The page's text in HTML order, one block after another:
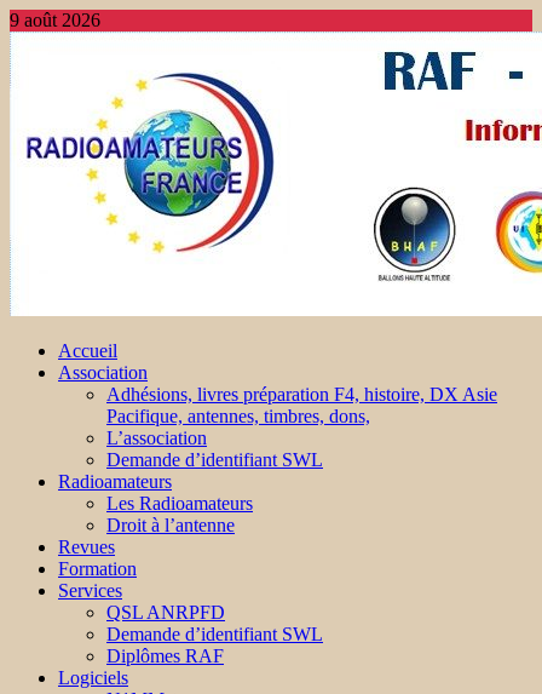
9 août 2026
Accueil
Association
Adhésions, livres préparation F4, histoire, DX Asie
Pacifique, antennes, timbres, dons,
L’association
Demande d’identifiant SWL
Radioamateurs
Les Radioamateurs
Droit à l’antenne
Revues
Formation
Services
QSL ANRPFD
Demande d’identifiant SWL
Diplômes RAF
Logiciels